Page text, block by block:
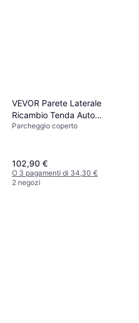
VEVOR Parete Laterale
Ricambio Tenda Auto
10x20ft (Superficie edificio )
Parcheggio coperto
102,90 €
O 3 pagamenti di 34,30 €
2 negozi